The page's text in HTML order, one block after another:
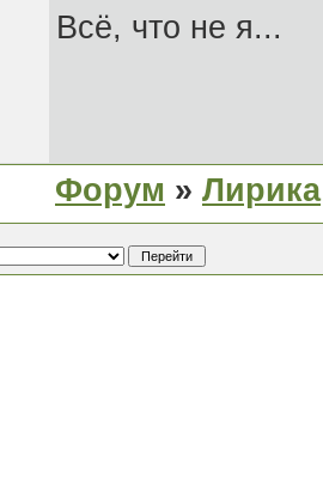
Всё, что не я...
Форум » Лирика